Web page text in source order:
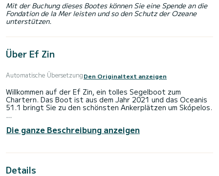
Mit der Buchung dieses Bootes können Sie eine Spende an die
Fondation de la Mer leisten und so den Schutz der Ozeane
unterstützen.
Über Ef Zin
Automatische ÜbersetzungDen Originaltext anzeigen
Willkommen auf der Ef Zin, ein tolles Segelboot zum
Chartern. Das Boot ist aus dem Jahr 2021 und das Oceanis
51.1 bringt Sie zu den schönsten Ankerplätzen um Skópelos.
Kapazität von 8 Personen. Mit einer Gesamtlänge von 16
Metern wird es Ihr perfekter Begleiter sein, um einen
Skópelos zu verbringen.
Dieses Oceanis 51.1 verfügt über 2 Toiletten mit Dusche.
Die ganze Beschreibung anzeigen
Details